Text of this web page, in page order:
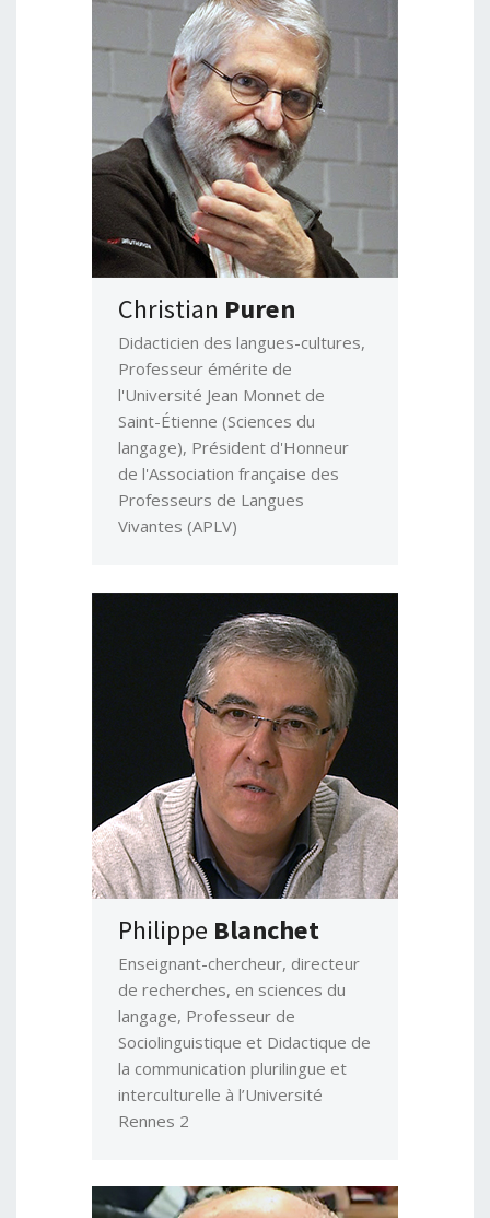
Christian Puren
Didacticien des langues-cultures,
Professeur émérite de
l'Université Jean Monnet de
Saint-Étienne (Sciences du
langage), Président d'Honneur
de l'Association française des
Professeurs de Langues
Vivantes (APLV)
Philippe Blanchet
Enseignant-chercheur, directeur
de recherches, en sciences du
langage, Professeur de
Sociolinguistique et Didactique de
la communication plurilingue et
interculturelle à l’Université
Rennes 2